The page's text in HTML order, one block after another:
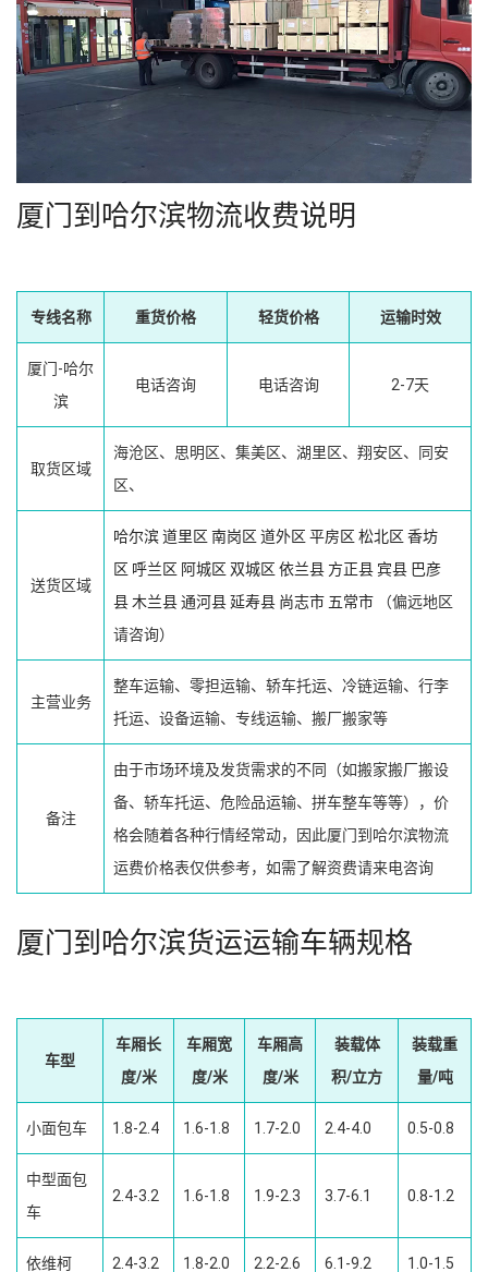
厦门到哈尔滨物流收费说明
专线名称 重货价格 轻货价格 运输时效
厦门-哈尔
滨
电话咨询 电话咨询 2-7天
取货区域
海沧区、思明区、集美区、湖里区、翔安区、同安
区、
送货区域
哈尔滨道里区 南岗区 道外区 平房区 松北区 香坊
区 呼兰区 阿城区 双城区 依兰县 方正县宾县 巴彦
县 木兰县通河县延寿县 尚志市 五常市 （偏远地区
请咨询）
主营业务
整车运输、零担运输、轿车托运、冷链运输、行李
托运、设备运输、专线运输、搬厂搬家等
备注
由于市场环境及发货需求的不同（如搬家搬厂搬设
备、轿车托运、危险品运输、拼车整车等等），价
格会随着各种行情经常动，因此厦门到哈尔滨物流
运费价格表仅供参考，如需了解资费请来电咨询
厦门到哈尔滨货运运输车辆规格
车型
车厢长
度/米
车厢宽
度/米
车厢高
度/米
装载体
积/立方
装载重
量/吨
小面包车 1.8-2.4 1.6-1.8 1.7-2.0 2.4-4.0 0.5-0.8
中型面包
车
2.4-3.2 1.6-1.8 1.9-2.3 3.7-6.1 0.8-1.2
依维柯 2.4-3.2 1.8-2.0 2.2-2.6 6.1-9.2 1.0-1.5